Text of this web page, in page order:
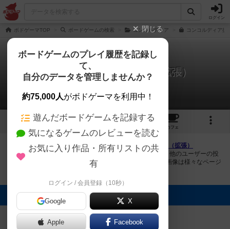
ログイン
ボドゲーマTOP ボードゲームの検索 コンコルディア コンコルディア拡
コンコルディア：サルサ（拡張）
4件の画像
4 4
カフェ
ボドゲーマにログインすると、 「コンコルディア：サルサ（拡張）
（Concordia: Salsa）」の画像をアップロード出来たり、他のユーザーの投
稿画像に評価を付けることができます。また、トップ6の画像は様々なページ
トップに表示される画像
mkpp @UPGS:S mkpp @UPGS:S
ボドゲーマ運営
まつなが
閉じる
ボードゲームのプレイ履歴を記録し
て、
自分のデータを管理しませんか？
約75,000人がボドゲーマを利用中！
遊んだボードゲームを記録する
気になるゲームのレビューを読む
お気に入り作品・所有リストの共
有
ログイン / 会員登録（10秒）
Google X
Apple Facebook